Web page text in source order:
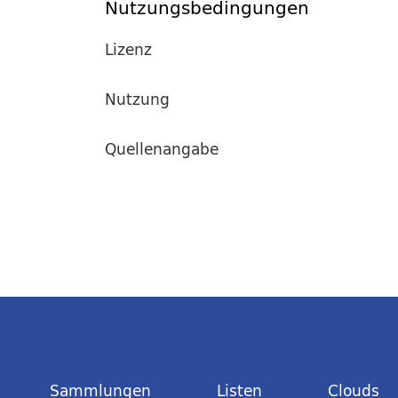
Nutzungsbedingungen
Lizenz
Nutzung
Quellenangabe
Sammlungen Listen Clouds